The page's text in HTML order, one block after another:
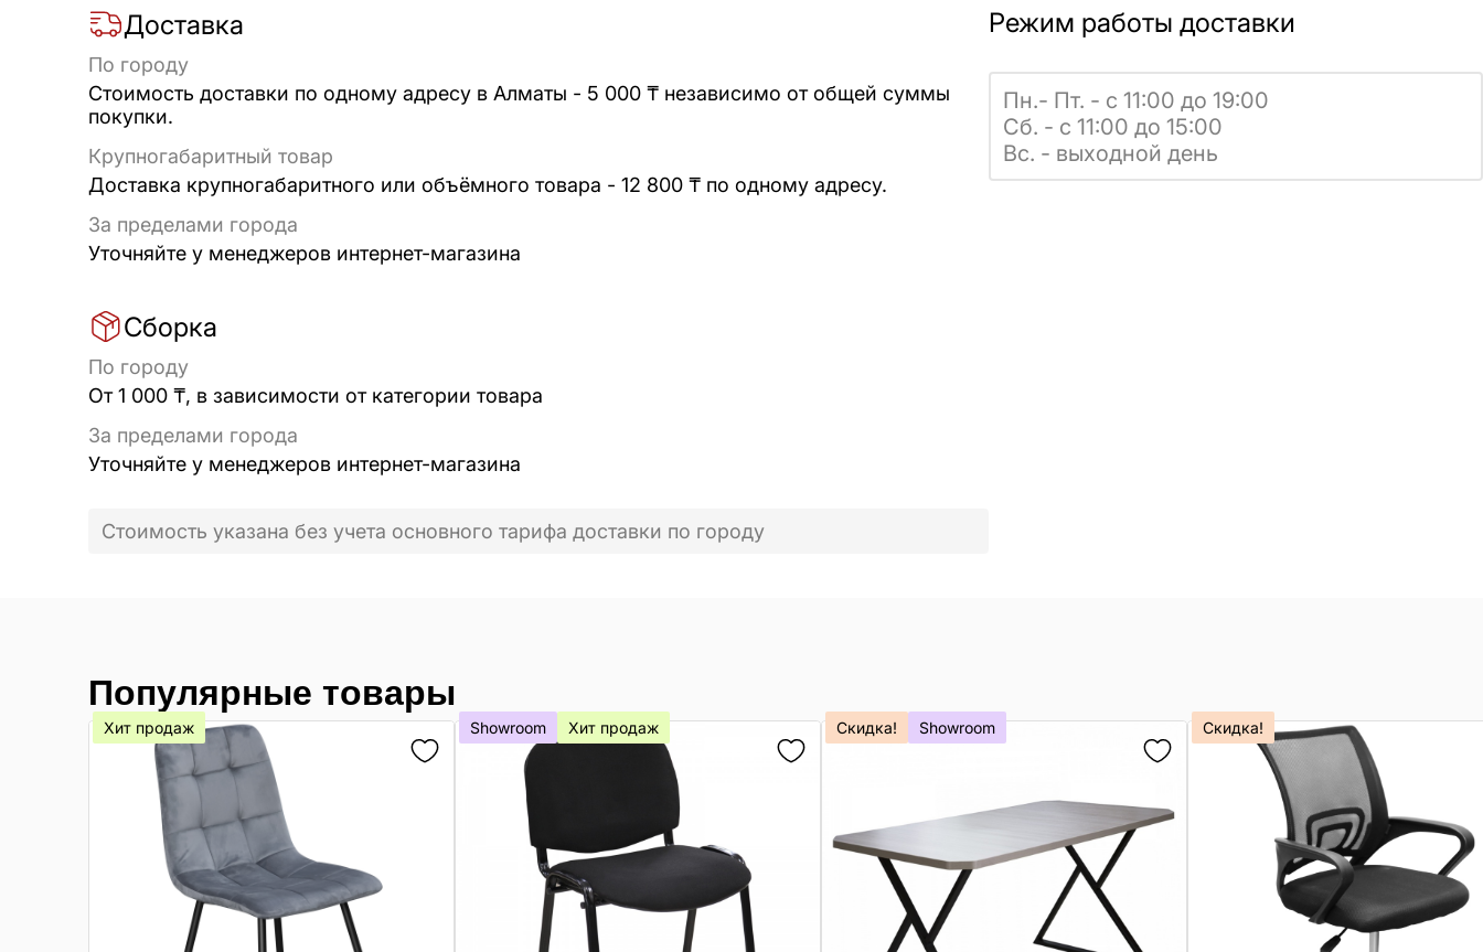
Доставка
По городу
Стоимость доставки по одному адресу в Алматы - 5 000 ₸ независимо от общей суммы
покупки.
Крупногабаритный товар
Доставка крупногабаритного или объёмного товара - 12 800 ₸ по одному адресу.
За пределами города
Уточняйте у менеджеров интернет-магазина
Сборка
По городу
От 1 000 ₸, в зависимости от категории товара
За пределами города
Уточняйте у менеджеров интернет-магазина
Стоимость указана без учета основного тарифа доставки по городу
Режим работы доставки
Пн.- Пт. - с 11:00 до 19:00
Сб. - с 11:00 до 15:00
Вс. - выходной день
Популярные товары
Хит продаж Showroom Хит продаж Скидка! Showroom Скидка!